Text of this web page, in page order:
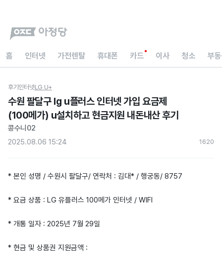
홈 인터넷 가전렌탈 휴대폰 카드 이사 청소 부
후기 인터넷LG U+
수원 팔달구 Ig u플러스 인터넷 가입 요금제
(100메가) u설치하고 현금지원 내돈내산 후기
콩수니02
2025.08.06 15:24
1620
* 본인 성명 / 수원시 팔달구/ 연락처 : 김대* / 행궁동/ 8757
* 요금 상품 : LG 유플러스 100메가 인터넷 / WIFI
* 개통 일자 : 2025년 7월 29일
* 현금 및 상품권 지원금액 :